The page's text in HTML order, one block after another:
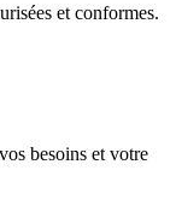
et conformes.
besoins et votre